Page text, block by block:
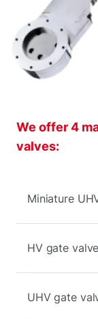
We offer 4
valves:
Miniature
HV gate
UHV gate